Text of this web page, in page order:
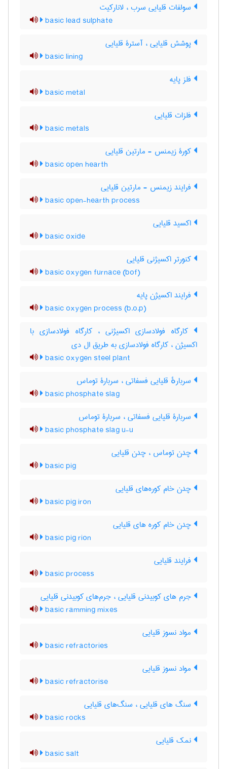
سولفات قلیایی سرب ، لانارکیت
basic lead sulphate
پوشش قلیایی ، آسترۀ قلیایی
basic lining
فلز پایه
basic metal
فلزات قلیایی
basic metals
کورۀ زیمنس - مارتین قلیایی
basic open hearth
فرایند زیمنس - مارتین قلیایی
basic open-hearth process
اکسید قلیایی
basic oxide
کنورتر اکسیژنی قلیایی
basic oxygen furnace (bof)
فرایند اکسیژن پایه
basic oxygen process (b.o.p)
کارگاه فولادسازی اکسیژنی ، کارگاه فولادسازی با
اکسیژن ، کارگاه فولادسازی به طریق ال دی
basic oxygen steel plant
سربارهٔ قلیایی فسفاتی ، سربارۀ توماس
basic phosphate slag
سربارۀ قلیایی فسفاتی ، سربارۀ توماس
basic phosphate slag u-u
چدن توماس ، چدن قلیایی
basic pig
چدن خام کوره‌های قلیایی
basic pig iron
چدن خام کوره های قلیایی
basic pig rion
فرایند قلیایی
basic process
جرم های کوبیدنی قلیایی ، جرم‌های کوبیدنی قلیایی
basic ramming mixes
مواد نسوز قلیایی
basic refractories
مواد نسوز قلیایی
basic refractorise
سنگ های قلیایی ، سنگ‌های قلیایی
basic rocks
نمک قلیایی
basic salt